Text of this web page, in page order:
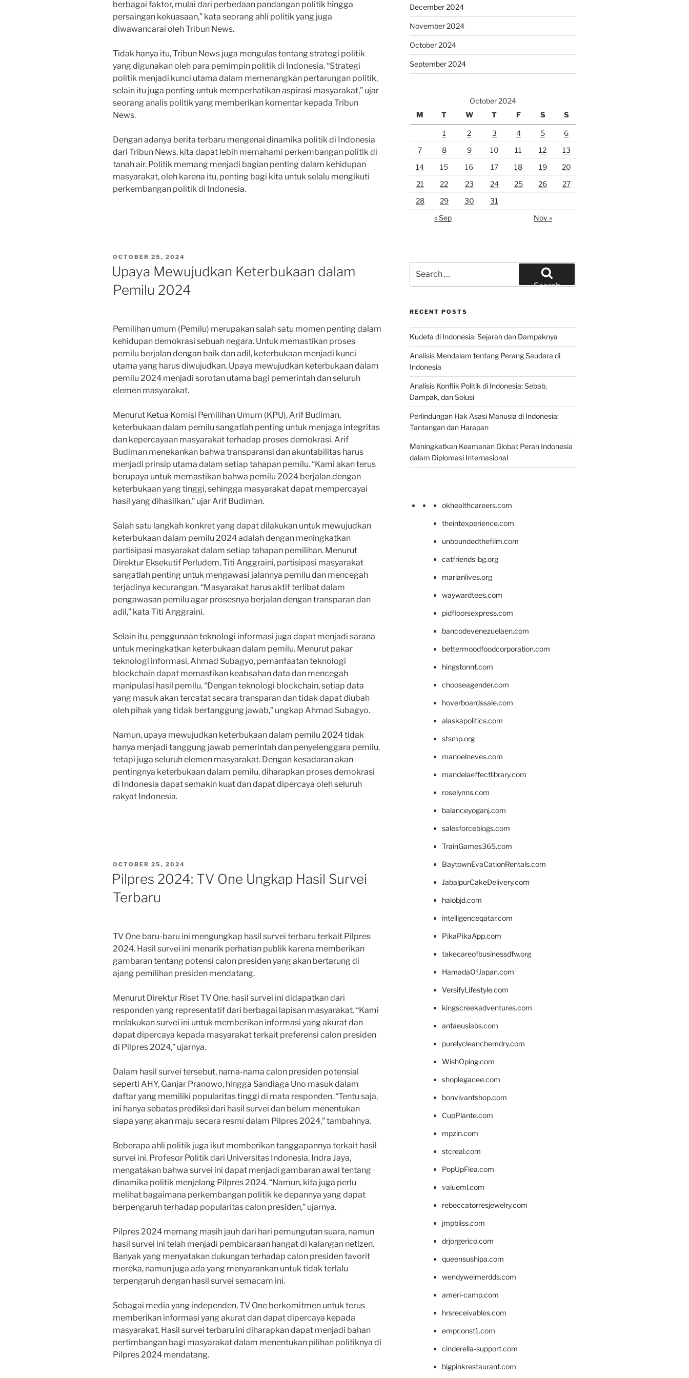
berbagai faktor, mulai dari perbedaan pandangan politik hingga
persaingan kekuasaan,” kata seorang ahli politik yang juga
diwawancarai oleh Tribun News.
Tidak hanya itu, Tribun News juga mengulas tentang strategi politik
yang digunakan oleh para pemimpin politik di Indonesia. “Strategi
politik menjadi kunci utama dalam memenangkan pertarungan politik,
selain itu juga penting untuk memperhatikan aspirasi masyarakat,” ujar
seorang analis politik yang memberikan komentar kepada Tribun
News.
Dengan adanya berita terbaru mengenai dinamika politik di Indonesia
dari Tribun News, kita dapat lebih memahami perkembangan politik di
tanah air. Politik memang menjadi bagian penting dalam kehidupan
masyarakat, oleh karena itu, penting bagi kita untuk selalu mengikuti
perkembangan politik di Indonesia.
POSTED
OCTOBER 25, 2024
Upaya Mewujudkan Keterbukaan dalam
Pemilu 2024
Pemilihan umum (Pemilu) merupakan salah satu momen penting dalam
kehidupan demokrasi sebuah negara. Untuk memastikan proses
pemilu berjalan dengan baik dan adil, keterbukaan menjadi kunci
utama yang harus diwujudkan. Upaya mewujudkan keterbukaan dalam
pemilu 2024 menjadi sorotan utama bagi pemerintah dan seluruh
elemen masyarakat.
Menurut Ketua Komisi Pemilihan Umum (KPU), Arif Budiman,
keterbukaan dalam pemilu sangatlah penting untuk menjaga integritas
dan kepercayaan masyarakat terhadap proses demokrasi. Arif
Budiman menekankan bahwa transparansi dan akuntabilitas harus
menjadi prinsip utama dalam setiap tahapan pemilu. “Kami akan terus
berupaya untuk memastikan bahwa pemilu 2024 berjalan dengan
keterbukaan yang tinggi, sehingga masyarakat dapat mempercayai
hasil yang dihasilkan,” ujar Arif Budiman.
Salah satu langkah konkret yang dapat dilakukan untuk mewujudkan
keterbukaan dalam pemilu 2024 adalah dengan meningkatkan
partisipasi masyarakat dalam setiap tahapan pemilihan. Menurut
Direktur Eksekutif Perludem, Titi Anggraini, partisipasi masyarakat
sangatlah penting untuk mengawasi jalannya pemilu dan mencegah
terjadinya kecurangan. “Masyarakat harus aktif terlibat dalam
pengawasan pemilu agar prosesnya berjalan dengan transparan dan
adil,” kata Titi Anggraini.
Selain itu, penggunaan teknologi informasi juga dapat menjadi sarana
untuk meningkatkan keterbukaan dalam pemilu. Menurut pakar
teknologi informasi, Ahmad Subagyo, pemanfaatan teknologi
blockchain dapat memastikan keabsahan data dan mencegah
manipulasi hasil pemilu. “Dengan teknologi blockchain, setiap data
yang masuk akan tercatat secara transparan dan tidak dapat diubah
oleh pihak yang tidak bertanggung jawab,” ungkap Ahmad Subagyo.
Namun, upaya mewujudkan keterbukaan dalam pemilu 2024 tidak
hanya menjadi tanggung jawab pemerintah dan penyelenggara pemilu,
tetapi juga seluruh elemen masyarakat. Dengan kesadaran akan
pentingnya keterbukaan dalam pemilu, diharapkan proses demokrasi
di Indonesia dapat semakin kuat dan dapat dipercaya oleh seluruh
rakyat Indonesia.
POSTED
ON
OCTOBER 25, 2024
Pilpres 2024: TV One Ungkap Hasil Survei
Terbaru
TV One baru-baru ini mengungkap hasil survei terbaru terkait Pilpres
2024. Hasil survei ini menarik perhatian publik karena memberikan
gambaran tentang potensi calon presiden yang akan bertarung di
ajang pemilihan presiden mendatang.
Menurut Direktur Riset TV One, hasil survei ini didapatkan dari
responden yang representatif dari berbagai lapisan masyarakat. “Kami
melakukan survei ini untuk memberikan informasi yang akurat dan
dapat dipercaya kepada masyarakat terkait preferensi calon presiden
di Pilpres 2024,” ujarnya.
Dalam hasil survei tersebut, nama-nama calon presiden potensial
seperti AHY, Ganjar Pranowo, hingga Sandiaga Uno masuk dalam
daftar yang memiliki popularitas tinggi di mata responden. “Tentu saja,
ini hanya sebatas prediksi dari hasil survei dan belum menentukan
siapa yang akan maju secara resmi dalam Pilpres 2024,” tambahnya.
Beberapa ahli politik juga ikut memberikan tanggapannya terkait hasil
survei ini. Profesor Politik dari Universitas Indonesia, Indra Jaya,
mengatakan bahwa survei ini dapat menjadi gambaran awal tentang
dinamika politik menjelang Pilpres 2024. “Namun, kita juga perlu
melihat bagaimana perkembangan politik ke depannya yang dapat
berpengaruh terhadap popularitas calon presiden,” ujarnya.
Pilpres 2024 memang masih jauh dari hari pemungutan suara, namun
hasil survei ini telah menjadi pembicaraan hangat di kalangan netizen.
Banyak yang menyatakan dukungan terhadap calon presiden favorit
mereka, namun juga ada yang menyarankan untuk tidak terlalu
terpengaruh dengan hasil survei semacam ini.
Sebagai media yang independen, TV One berkomitmen untuk terus
memberikan informasi yang akurat dan dapat dipercaya kepada
masyarakat. Hasil survei terbaru ini diharapkan dapat menjadi bahan
pertimbangan bagi masyarakat dalam menentukan pilihan politiknya di
Pilpres 2024 mendatang.
December 2024
November 2024
October 2024
September 2024
October 2024
M
T W T F S S
1 2 3 4 5
6
7
8 9 10 11 12
13
14
15 16 17 18 19
20
21
22 23 24 25 26
27
28
29 30
31
« Sep
Nov »
for:
Search
RECENT POSTS
Kudeta di Indonesia: Sejarah dan Dampaknya
Analisis Mendalam tentang Perang Saudara di
Indonesia
Analisis Konflik Politik di Indonesia: Sebab,
Dampak, dan Solusi
Perlindungan Hak Asasi Manusia di Indonesia:
Tantangan dan Harapan
Meningkatkan Keamanan Global: Peran Indonesia
dalam Diplomasi Internasional
okhealthcareers.com
theintexperience.com
unboundedthefilm.com
catfriends-bg.org
marianlives.org
waywardtees.com
pidfloorsexpress.com
bancodevenezuelaen.com
bettermoodfoodcorporation.com
hingstonnt.com
chooseagender.com
hoverboardssale.com
alaskapolitics.com
stsmp.org
manoelneves.com
mandelaeffectlibrary.com
roselynns.com
balanceyoganj.com
salesforceblogs.com
TrainGames365.com
BaytownEvaCationRentals.com
JabalpurCakeDelivery.com
halobjd.com
intelligenceqatar.com
PikaPikaApp.com
takecareofbusinessdfw.org
HamadaOfJapan.com
VersifyLifestyle.com
kingscreekadventures.com
antaeuslabs.com
purelycleanchemdry.com
WishOping.com
shoplegacee.com
bonvivantshop.com
CupPlante.com
mpzin.com
stcreal.com
PopUpFlea.com
valueml.com
rebeccatorresjewelry.com
jmpbliss.com
drjorgerico.com
queensushipa.com
wendyweimerdds.com
ameri-camp.com
hrsreceivables.com
empconst1.com
cinderella-support.com
bigpinkrestaurant.com